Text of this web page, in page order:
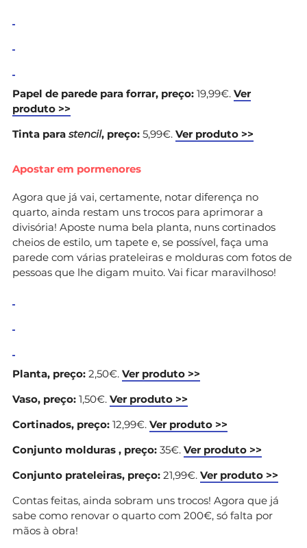
Papel de parede para forrar, preço: 19,99€. Ver
produto >>
Tinta para stencil, preço: 5,99€. Ver produto >>
Apostar em pormenores
Agora que já vai, certamente, notar diferença no
quarto, ainda restam uns trocos para aprimorar a
divisória! Aposte numa bela planta, nuns cortinados
cheios de estilo, um tapete e, se possível, faça uma
parede com várias prateleiras e molduras com fotos de
pessoas que lhe digam muito. Vai ficar maravilhoso!
Planta, preço: 2,50€. Ver produto >>
Vaso, preço: 1,50€. Ver produto >>
Cortinados, preço: 12,99€. Ver produto >>
Conjunto molduras , preço: 35€. Ver produto >>
Conjunto prateleiras, preço: 21,99€. Ver produto >>
Contas feitas, ainda sobram uns trocos! Agora que já
sabe como renovar o quarto com 200€, só falta por
mãos à obra!